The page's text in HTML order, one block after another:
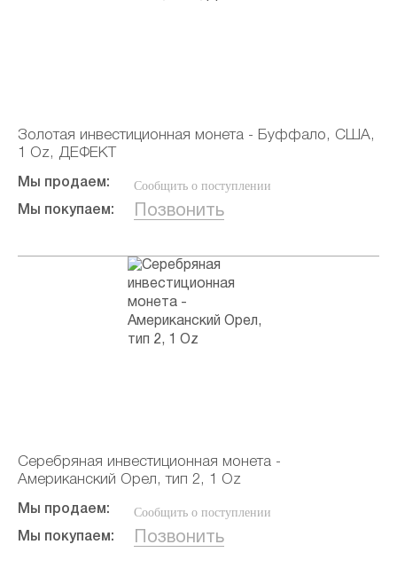
Золотая инвестиционная монета - Буффало, США,
1 Oz, ДЕФЕКТ
Мы продаем: Сообщить о поступлении
Мы покупаем: Позвонить
Серебряная инвестиционная монета -
Американский Орел, тип 2, 1 Oz
Мы продаем: Сообщить о поступлении
Мы покупаем: Позвонить